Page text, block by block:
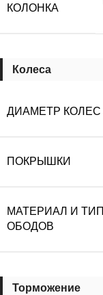
КОЛОНКА
Колеса
ДИАМЕТР КОЛЕС
ПОКРЫШКИ
МАТЕРИАЛ И ТИП
ОБОДОВ
Торможение